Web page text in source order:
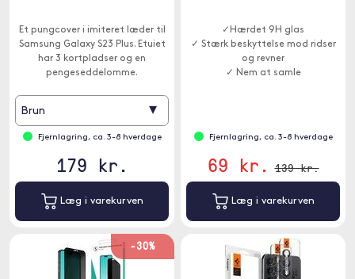
Et pungcover i imiteret læder til
Samsung Galaxy S23 Plus. Etuiet
har 3 kortpladser og en
pengeseddelomme.
Brun ▾
Fjernlagring, ca. 3-8 hverdage
179 kr.
Læg i varekurven
✓Hærdet 9H glas
✓ Stærk beskyttelse mod ridser
og revner
✓ Nem at samle
Fjernlagring, ca. 3-8 hverdage
69 kr. 139 kr.
Læg i varekurven
-30%